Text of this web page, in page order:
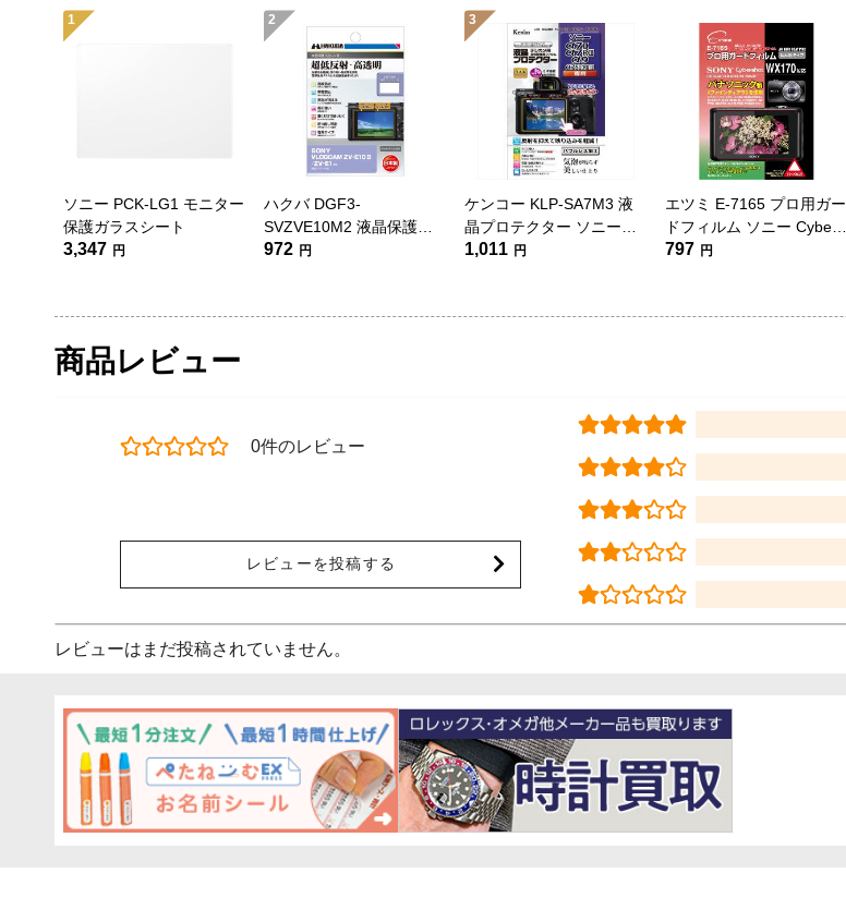
1
ソニー PCK-LG1 モニター
保護ガラスシート
3,347 円
2
ハクバ DGF3-
SVZVE10M2 液晶保護フ
ィルムIII SONY
972 円
3
ケンコー KLP-SA7M3 液
晶プロテクター ソニー
α7III/α7RIII/α9/α7SII/α7RII
1,011 円
エツミ E-7165 プロ用ガー
ドフィルム ソニー Cyber-
shot DSC-WX170用
797 円
商品レビュー
0件のレビュー
レビューを投稿する
レビューはまだ投稿されていません。